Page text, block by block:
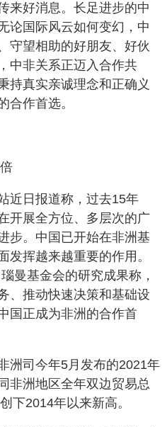
来好消息。长足进步的中
论国际风云如何变幻，中
守望相助的好朋友、好伙
中非关系正迈入合作共
持真实亲诚理念和正确义
合作首选。
近日报道称，过去15年
开展全方位、多层次的广
步。中国已开始在非洲基
发挥越来越重要的作用。
曼基金会的研究成果称，
、推动快速决策和基础设
国正成为非洲的合作首
洲司今年5月发布的2021年
非洲地区全年双边贸易总
下2014年以来新高。